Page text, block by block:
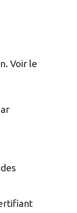
Voir le